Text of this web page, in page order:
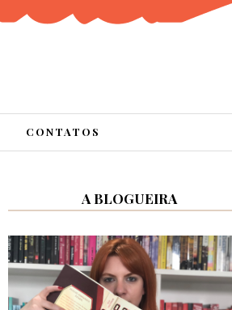
CONTATOS
A BLOGUEIRA